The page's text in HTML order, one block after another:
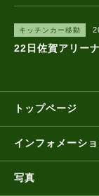
キッチンカー移動
22日佐賀アリー
トップページ
インフォメーシ
写真